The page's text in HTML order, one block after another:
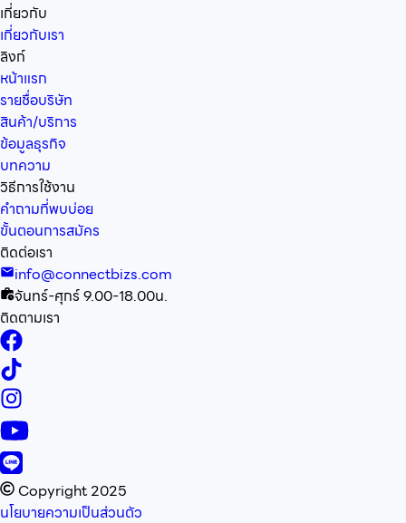
เกี่ยวกับ
เกี่ยวกับเรา
ลิงก์
หน้าแรก
รายชื่อบริษัท
สินค้า/บริการ
ข้อมูลธุรกิจ
บทความ
วิธีการใช้งาน
คำถามที่พบบ่อย
ขั้นตอนการสมัคร
ติดต่อเรา
info@connectbizs.com
จันทร์-ศุกร์ 9.00-18.00น.
ติดตามเรา
Copyright 2025
นโยบายความเป็นส่วนตัว